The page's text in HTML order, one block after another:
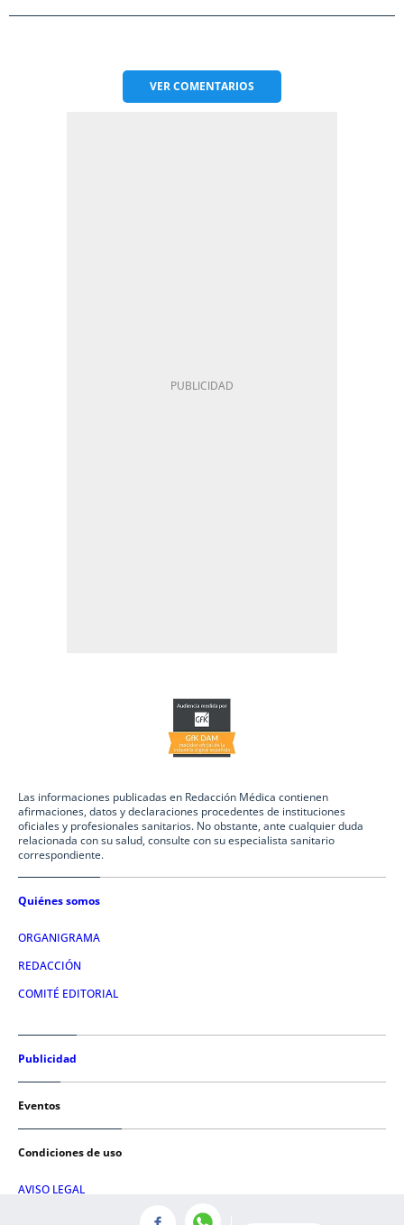
VERCOMENTARIOS
Las informaciones publicadas en Redacción Médica contienen
afirmaciones, datos y declaraciones procedentes de instituciones
oficiales y profesionales sanitarios. No obstante, ante cualquier duda
relacionada con su salud, consulte con su especialista sanitario
correspondiente.
Quiénes somos
ORGANIGRAMA
REDACCIÓN
COMITÉ EDITORIAL
Publicidad
Eventos
Condiciones de uso
AVISO LEGAL